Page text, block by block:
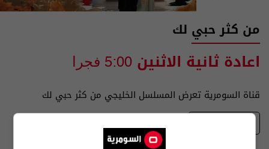
من كثر حبي لك
اعادة ثانية الاثنين 5:00 فجرا
قناة السومرية تعرض المسلسل الخليجي من كثر حبي لك